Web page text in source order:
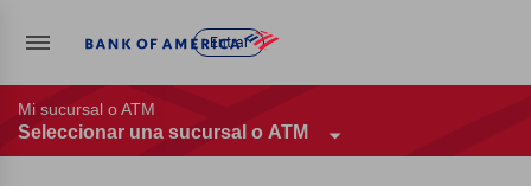
Entrar
Mi sucursal o ATM
Seleccionar una sucursal o ATM